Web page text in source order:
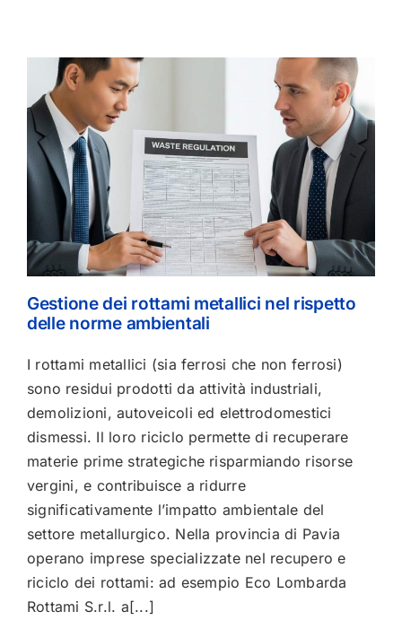
Gestione dei rottami metallici nel rispetto
delle norme ambientali
I rottami metallici (sia ferrosi che non ferrosi)
sono residui prodotti da attività industriali,
demolizioni, autoveicoli ed elettrodomestici
dismessi. Il loro riciclo permette di recuperare
materie prime strategiche risparmiando risorse
vergini, e contribuisce a ridurre
significativamente l’impatto ambientale del
settore metallurgico. Nella provincia di Pavia
operano imprese specializzate nel recupero e
riciclo dei rottami: ad esempio Eco Lombarda
Rottami S.r.l. a[...]